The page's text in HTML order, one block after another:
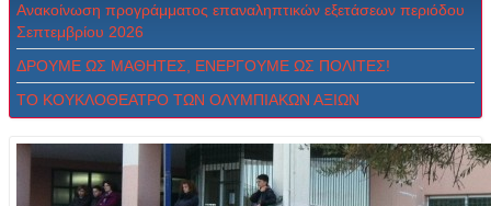
Ανακοίνωση προγράμματος επαναληπτικών εξετάσεων περιόδου
Σεπτεμβρίου 2026
ΔPOYME ΩΣ MAΘHTEΣ, ENEPΓOYME ΩΣ ΠOΛITEΣ!
ΤΟ ΚΟΥΚΛΟΘΕΑΤΡΟ ΤΩΝ ΟΛΥΜΠΙΑΚΩΝ ΑΞΙΩΝ